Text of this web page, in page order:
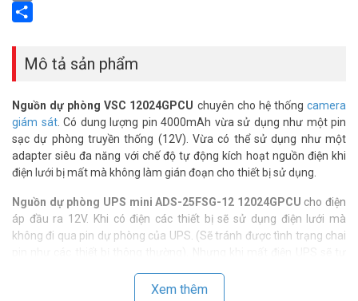
Email
Mô tả sản phẩm
Nguồn dự phòng VSC 12024GPCU chuyên cho hệ thốngcamera
giám sát. Có dung lượng pin 4000mAh vừa sử dụng như một pin
sạc dự phòng truyền thống (12V). Vừa có thể sử dụng như một
adapter siêu đa năng với chế độ tự động kích hoạt nguồn điện khi
điện lưới bị mất mà không làm gián đoạn cho thiết bị sử dụng.
Nguồn dự phòng UPS mini ADS-25FSG-12 12024GPCU cho điện
áp đầu ra 12V. Khi có điện các thiết bị sẽ sử dụng điện lưới mà
không đi qua pin dự phòng của UPS. (Sẽ tránh được tình trạng chai
hoạt động mà không bị gián đoạn.
Xem thêm